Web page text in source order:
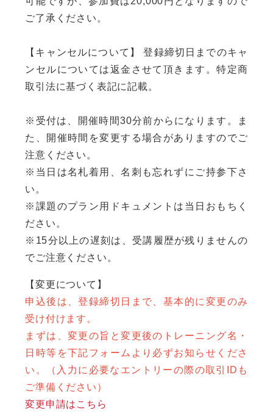
ご了承ください。
【キャンセルについて】 登録締切日までのキャ
ンセルについては返金させて頂きます。特定商
取引法に基づく表記に記載。
※受付は、開催時間30分前からになります。ま
た、開催時間を変更する場合がありますのでご
注意ください。
※当日は名札着用、名刺も忘れずにご持参下さ
い。
※課題のプラン用ドキュメントは当日おもちく
ださい。
※15分以上の遅刻は、受講履歴が残りませんの
でご注意ください。
【変更について】
申込後は、登録締切日まで、基本的に変更のみ
受け付けます。
まずは、変更の旨と変更後のトレーニング名・
日時等を下記フォームより必ずお知らせくださ
い。（入力に必要なエントリーの際の取引IDも
ご準備ください）
変更申請はこちら